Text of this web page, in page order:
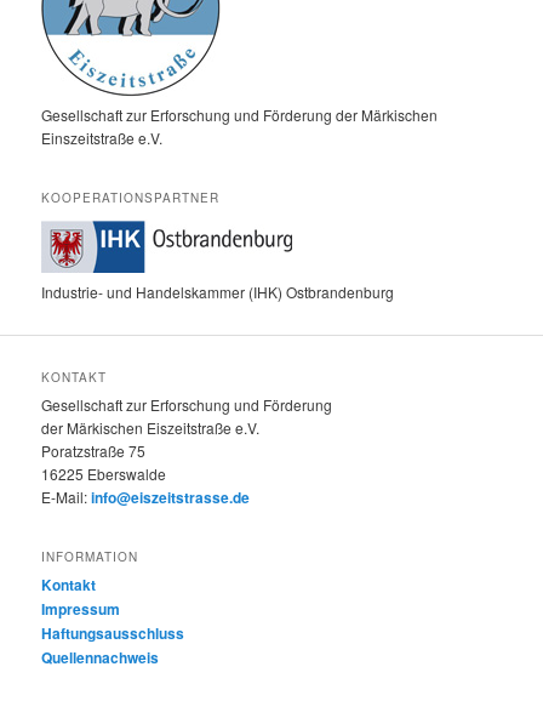
Gesellschaft zur Erforschung und Förderung der Märkischen
Einszeitstraße e.V.
KOOPERATIONSPARTNER
Industrie- und Handelskammer (IHK) Ostbrandenburg
KONTAKT
Gesellschaft zur Erforschung und Förderung
der Märkischen Eiszeitstraße e.V.
Poratzstraße 75
16225 Eberswalde
E-Mail:info@eiszeitstrasse.de
INFORMATION
Kontakt
Impressum
Haftungsausschluss
Quellennachweis